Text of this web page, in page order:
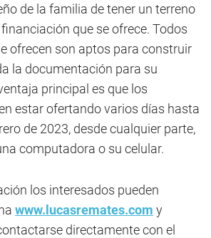
de la familia de tener un terreno
que se ofrece. Todos
ofrecen son aptos para construir
la documentación para su
principal es que los
estar ofertando varios días hasta
de 2023, desde cualquier parte,
computadora o su celular.
los interesados pueden
www.lucasremates.com y
directamente con el